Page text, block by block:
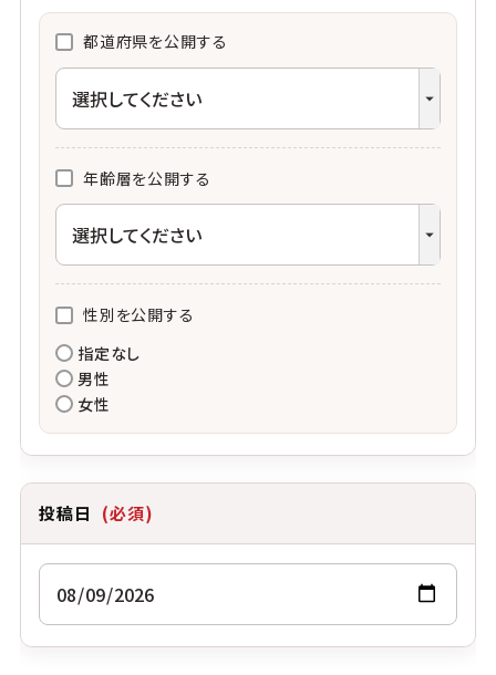
都道府県を公開する
年齢層を公開する
性別を公開する
指定なし
男性
女性
投稿日 (必須)